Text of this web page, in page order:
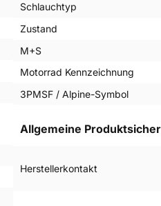
Schlauchtyp
Zustand
M+S
Motorrad Kennzeichnung
3PMSF / Alpine-Symbol
Allgemeine
Herstellerkontakt